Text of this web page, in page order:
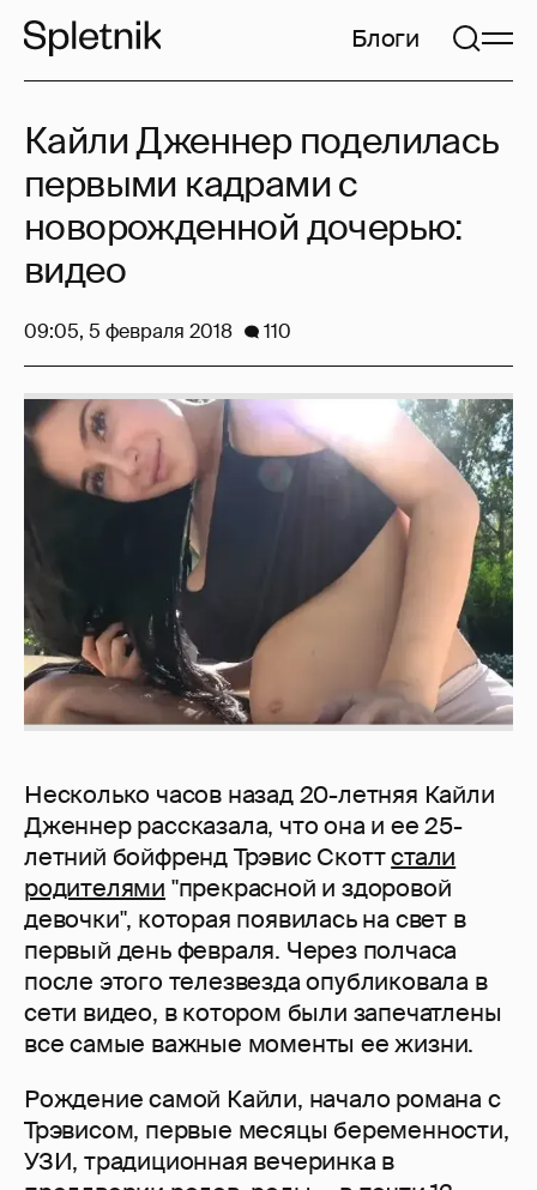
Блоги
Несколько часов назад 20-летняя Кайли
Дженнер рассказала, что она и ее 25-
летний бойфренд Трэвис Скоттстали
родителями "прекрасной и здоровой
девочки", которая появилась на свет в
первый день февраля. Через полчаса
после этого телезвезда опубликовала в
сети видео, в котором были запечатлены
все самые важные моменты ее жизни.
Рождение самой Кайли, начало романа с
Трэвисом, первые месяцы беременности,
УЗИ, традиционная вечеринка в
Кайли Дженнер поделилась
первыми кадрами с
новорожденной дочерью:
видео
09:05, 5 февраля 2018 110